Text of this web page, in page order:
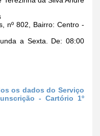
nº 802, Bairro: Centro -
a Sexta. De: 08:00
os dados do Serviço
- Cartório 1º